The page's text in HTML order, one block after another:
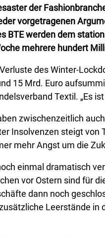
der
vorgetragenen
BTE werden dem
mehrere hundert
des Winter-
15 Mrd. Euro
Textil. „Es
zwischenzeitlich
Insolvenzen steigt von
mehr Angst um die
einmal dramatisch
vor Ostern sind für
dann noch
Leerstände in